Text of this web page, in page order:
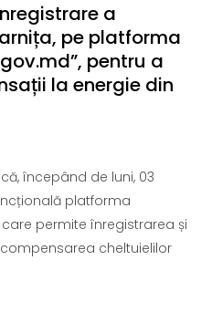
a
pe platforma
pentru a
la energie din
începând de luni, 03
platforma
permite înregistrarea și
cheltuielilor